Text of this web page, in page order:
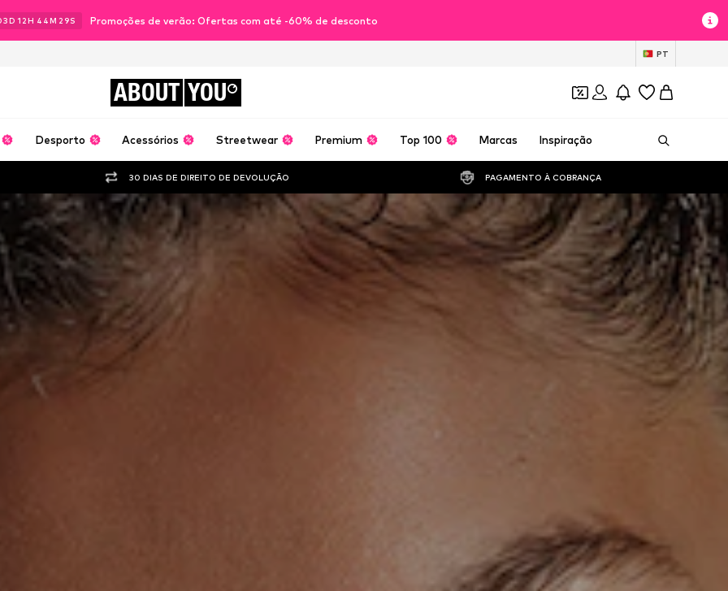
D 12H 44M 24S Promoções de verão: Ofertas com até -60% de desconto
PT
ABOUT YOU
Desporto Acessórios Streetwear Premium Top 100 Marcas Inspiração
30 DIAS DE DIREITO DE DEVOLUÇÃO PAGAMENTO À COBRANÇA